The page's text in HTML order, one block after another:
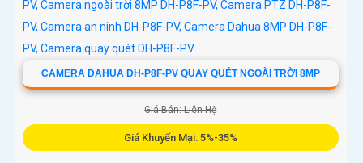
CAMERA DAHUA DH-P8F-PV QUAY QUÉT NGOÀI TRỜI 8MP
Giá Bán: Liên Hệ
Giá Khuyến Mại: 5%-35%